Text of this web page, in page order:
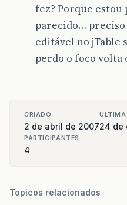
fez? Porque estou
parecido…
editável no jTable
perdo o foco
CRIADO
2 de abril de 2007
ULTIMA
24 de
PARTICIPANTES
4
Topicos relacionados